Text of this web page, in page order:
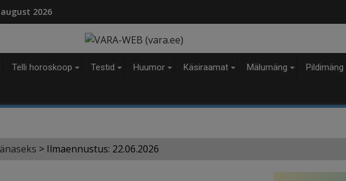
Telli horoskoop Testid Huumor Käsiraamat Mälumäng Pildimäng
> Ilmaennustus: 22.06.2026